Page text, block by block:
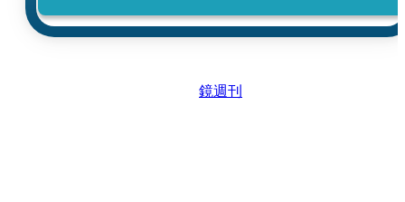
鏡週刊